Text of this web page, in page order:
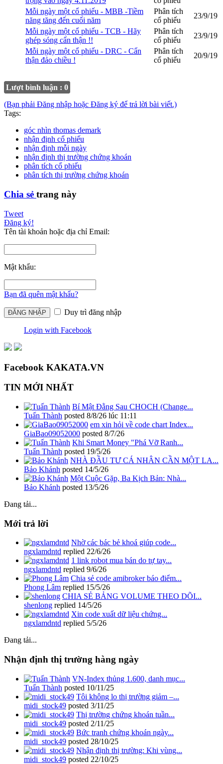
Mỗi ngày một cổ phiếu - MBB -Tiềm
năng tăng đến cuối năm
Phân tích
cổ phiếu
23/9/19
Mỗi ngày một cổ phiếu - TCB - Hãy
ghép sóng cẩn thận !!
Phân tích
cổ phiếu
23/9/19
Mỗi ngày một cổ phiếu - DRC - Cẩn
thận đảo chiều !
Phân tích
cổ phiếu
20/9/19
Lượt bình luận : 0
(Bạn phải Đăng nhập hoặc Đăng ký để trả lời bài viết.)
Tags:
góc nhìn thomas demark
nhận định cổ phiếu
nhận định mỗi ngày
nhận định thị trường chứng khoán
phân tích cổ phiếu
phân tích thị trường chứng khoán
Chia sẻ trang này
Tweet
Đăng ký!
Tên tài khoản hoặc địa chỉ Email:
Mật khẩu:
Bạn đã quên mật khẩu?
Duy trì đăng nhập
Login with Facebook
Facebook KAKATA.VN
TIN MỚI NHẤT
Bí Mật Đằng Sau CHOCH (Change...
Tuấn Thành posted 8/8/26 lúc 11:11
em xin hỏi về code chart Index...
GiaBao09052000 posted 8/7/26
Khi Smart Money "Phá Vỡ Ranh...
Tuấn Thành posted 19/5/26
NHÀ ĐẦU TƯ CÁ NHÂN CẦN MỘT LA...
Bảo Khánh posted 14/5/26
Một Cuộc Gặp, Ba Kịch Bản: Nhà...
Bảo Khánh posted 13/5/26
Đang tải...
Mới trả lời
Nhờ các bác bẻ khoá giúp code...
ngxlamdntd replied 22/6/26
1 link robot mua bán do tự tay...
ngxlamdntd replied 9/6/26
Chia sẻ code amibroker báo điểm...
Phong Lâm replied 15/5/26
CHIA SẺ BẢNG VOLUME THEO DÕI...
shenlong replied 14/5/26
Xin code xuất dữ liệu chứng...
ngxlamdntd replied 5/5/26
Đang tải...
Nhận định thị trường hàng ngày
VN-Index thủng 1.600, danh mục...
Tuấn Thành posted 10/11/25
Tôi không lo thị trường giảm –...
midi_stock49 posted 3/11/25
Thị trường chứng khoán tuần...
midi_stock49 posted 2/11/25
Bức tranh chứng khoán ngày...
midi_stock49 posted 28/10/25
Nhận định thị trường: Khi vùng...
midi_stock49 posted 22/10/25